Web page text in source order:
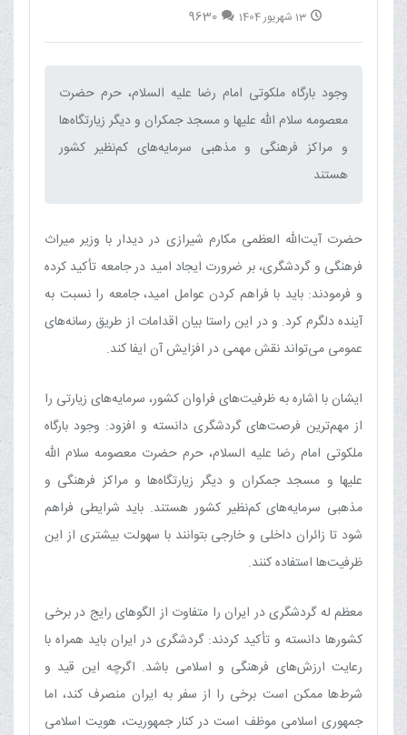
13 شهریور 1404 9630
وجود بارگاه ملکوتی امام رضا علیه السلام، حرم حضرت
معصومه سلام الله علیها و مسجد جمکران و دیگر زیارتگاه‌ها
و مراکز فرهنگی و مذهبی سرمایه‌های کم‌نظیر کشور
هستند‌
حضرت آیت‌الله العظمی مکارم شیرازی در دیدار با وزیر میراث
فرهنگی و گردشگری، بر ضرورت ایجاد امید در جامعه تأکید کرده
و فرمودند: باید با فراهم کردن عوامل امید، جامعه را نسبت به
آینده دلگرم کرد. و در این راستا بیان اقدامات از طریق رسانه‌های
عمومی می‌تواند نقش مهمی در افزایش آن ایفا کند.
ایشان با اشاره به ظرفیت‌های فراوان کشور، سرمایه‌های زیارتی را
از مهم‌ترین فرصت‌های گردشگری دانسته و افزود: وجود بارگاه
ملکوتی امام رضا علیه السلام، حرم حضرت معصومه سلام الله
علیها و مسجد جمکران و دیگر زیارتگاه‌ها و مراکز فرهنگی و
مذهبی سرمایه‌های کم‌نظیر کشور هستند. باید شرایطی فراهم
شود تا زائران داخلی و خارجی بتوانند با سهولت بیشتری از این
ظرفیت‌ها استفاده کنند.
معظم له گردشگری در ایران را متفاوت از الگوهای رایج در برخی
کشورها دانسته و تأکید کردند: گردشگری در ایران باید همراه با
رعایت ارزش‌های فرهنگی و اسلامی باشد. اگرچه این قید و
شرط‌ها ممکن است برخی را از سفر به ایران منصرف کند، اما
جمهوری اسلامی موظف است در کنار جمهوریت، هویت اسلامی